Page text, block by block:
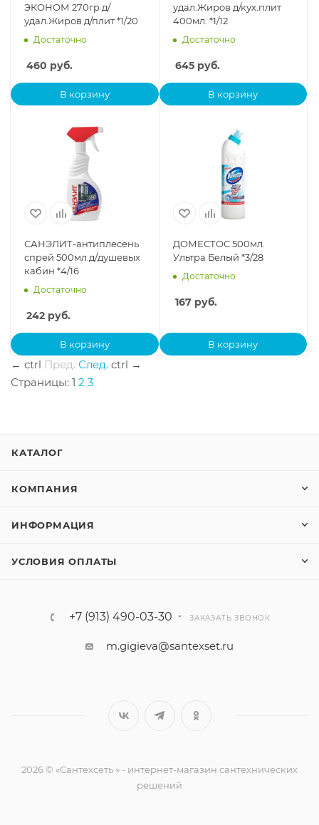
ЭКОНОМ 270гр д/
удал.Жиров д/плит *1/20
Достаточно
460 руб.
В корзину
удал.Жиров д/кух.плит
400мл. *1/12
Достаточно
645руб.
В корзину
САНЭЛИТ-антиплесень
спрей 500мл.д/душевых
кабин *4/16
Достаточно
242 руб.
В корзину
ДОМЕСТОС 500мл.
Ультра Белый *3/28
Достаточно
167руб.
В корзину
← ctrl Пред. След. ctrl →
Страницы: 1 2 3
КАТАЛОГ
КОМПАНИЯ
ИНФОРМАЦИЯ
УСЛОВИЯ ОПЛАТЫ
+7 (913) 490-03-30 ЗАКАЗАТЬ ЗВОНОК
m.gigieva@santexset.ru
2026 © «Сантехсеть » - интернет-магазин сантехнических
решений